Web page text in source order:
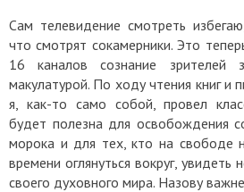
Сам телевидение смотреть
что смотрят сокамерники. Это
16 каналов сознание зрителей
макулатурой. По ходу чтения книг и
я, как-то само собой, провел
будет полезна для освобождения
морока и для тех, кто на свободе
времени оглянуться вокруг, увидеть
своего духовного мира. Назову